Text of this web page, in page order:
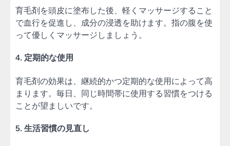
育毛剤を頭皮に塗布した後、軽くマッサージすること
で血行を促進し、成分の浸透を助けます。指の腹を使
って優しくマッサージしましょう。
4. 定期的な使用
育毛剤の効果は、継続的かつ定期的な使用によって高
まります。毎日、同じ時間帯に使用する習慣をつける
ことが望ましいです。
5. 生活習慣の見直し